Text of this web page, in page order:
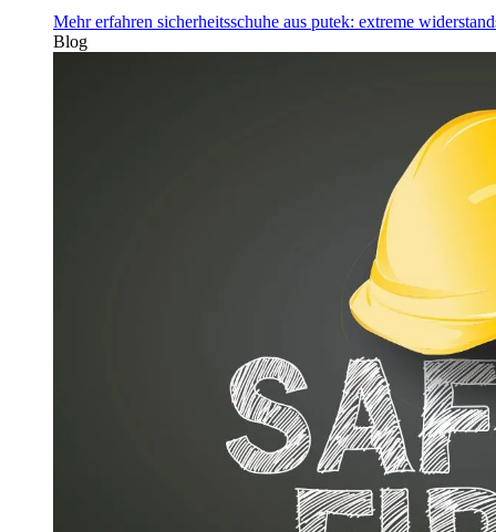
Mehr erfahren sicherheitsschuhe aus putek: extreme
Blog